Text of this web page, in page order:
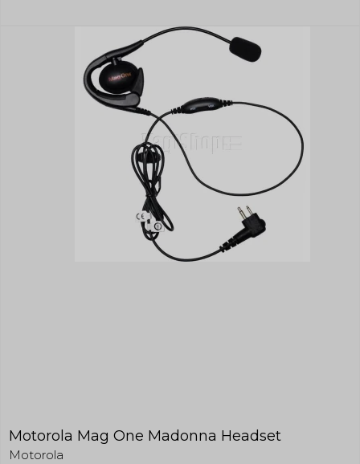
Motorola Mag One Madonna Headset
Motorola